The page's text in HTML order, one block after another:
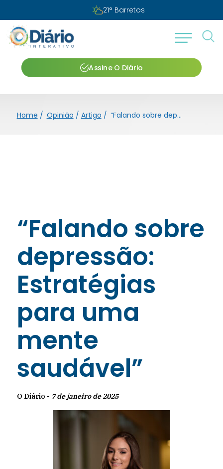
21° Barretos
Assine O Diário
Home / Opinião / Artigo / “Falando sobre depressão: Estratégias para uma mente saudável”
“Falando sobre
depressão:
Estratégias
para uma
mente
saudável”
O Diário - 7 de janeiro de 2025